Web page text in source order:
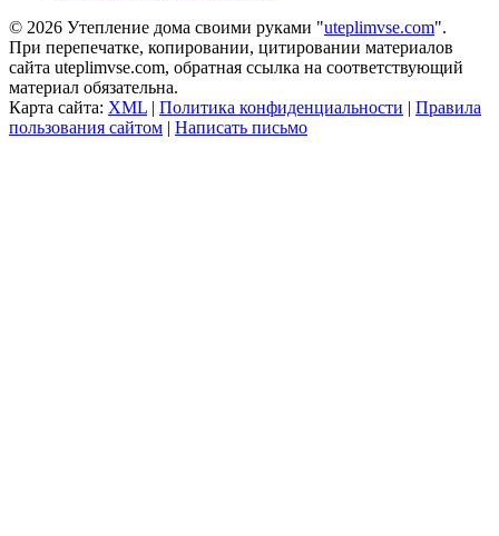
© 2026 Утепление дома своими руками "uteplimvse.com".
При перепечатке, копировании, цитировании материалов
сайта uteplimvse.com, обратная ссылка на соответствующий
материал обязательна.
Карта сайта: XML | Политика конфиденциальности | Правила
пользования сайтом | Написать письмо